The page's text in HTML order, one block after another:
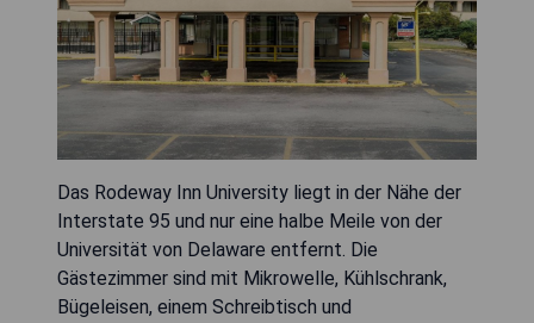
Das Rodeway Inn University liegt in der Nähe der
Interstate 95 und nur eine halbe Meile von der
Universität von Delaware entfernt. Die
Gästezimmer sind mit Mikrowelle, Kühlschrank,
Bügeleisen, einem Schreibtisch und